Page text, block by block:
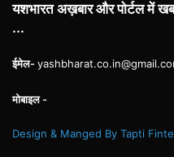
यशभारत अख़बार और पोर्टल में
...
ईमेल-
मोबाइल -
Design & Manged By Tapti